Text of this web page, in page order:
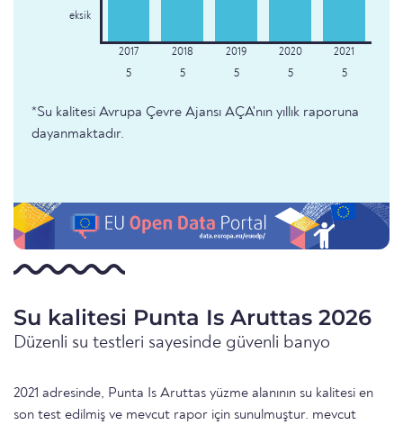
eksik
5 5 5 5 5
*Su kalitesi Avrupa Çevre Ajansı AÇA'nın yıllık raporuna
dayanmaktadır.
Su kalitesi Punta Is Aruttas 2026
Düzenli su testleri sayesinde güvenli banyo
2021 adresinde, Punta Is Aruttas yüzme alanının su kalitesi en
son test edilmiş ve mevcut rapor için sunulmuştur. mevcut